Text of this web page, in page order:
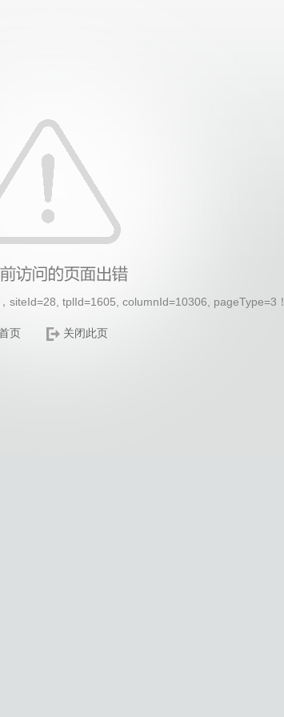
siteId=28, tplId=1605, columnId=10306, pageType=3！
页 关闭此页